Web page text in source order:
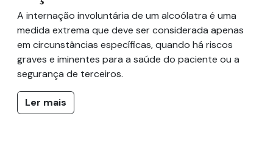
A internação involuntária de um alcoólatra é uma
medida extrema que deve ser considerada apenas
em circunstâncias específicas, quando há riscos
graves e iminentes para a saúde do paciente ou a
segurança de terceiros.
Ler mais